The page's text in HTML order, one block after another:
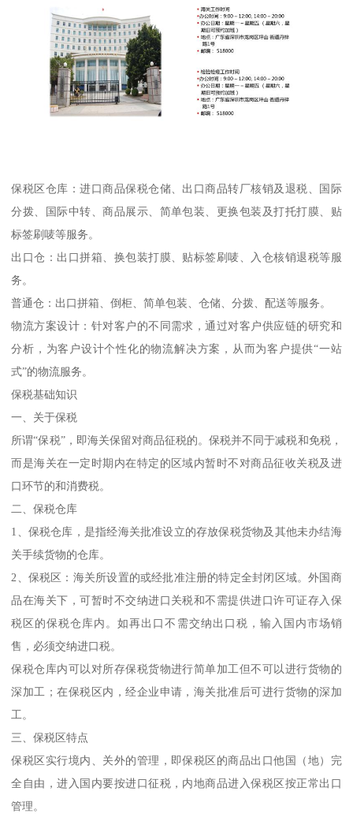
保税区仓库：进口商品保税仓储、出口商品转厂核销及退税、国际
分拨、国际中转、商品展示、简单包装、更换包装及打托打膜、贴
标签刷唛等服务。
出口仓：出口拼箱、换包装打膜、贴标签刷唛、入仓核销退税等服
务。
普通仓：出口拼箱、倒柜、简单包装、仓储、分拨、配送等服务。
物流方案设计：针对客户的不同需求，通过对客户供应链的研究和
分析，为客户设计个性化的物流解决方案，从而为客户提供“一站
式”的物流服务。
保税基础知识
一、关于保税
所谓“保税”，即海关保留对商品征税的。保税并不同于减税和免税，
而是海关在一定时期内在特定的区域内暂时不对商品征收关税及进
口环节的和消费税。
二、保税仓库
1、保税仓库，是指经海关批准设立的存放保税货物及其他未办结海
关手续货物的仓库。
2、保税区：海关所设置的或经批准注册的特定全封闭区域。外国商
品在海关下，可暂时不交纳进口关税和不需提供进口许可证存入保
税区的保税仓库内。如再出口不需交纳出口税，输入国内市场销
售，必须交纳进口税。
保税仓库内可以对所存保税货物进行简单加工但不可以进行货物的
深加工；在保税区内，经企业申请，海关批准后可进行货物的深加
工。
三、保税区特点
保税区实行境内、关外的管理，即保税区的商品出口他国（地）完
全自由，进入国内要按进口征税，内地商品进入保税区按正常出口
管理。